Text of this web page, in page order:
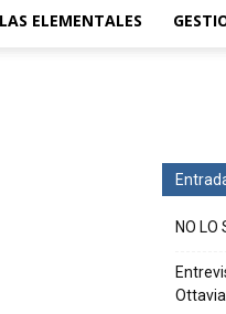
ELEMENTALES
NO